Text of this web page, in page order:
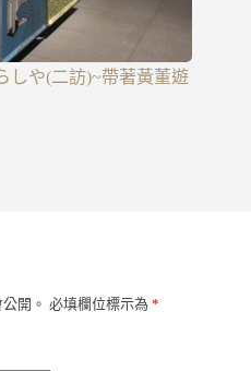
しや(二訪)~帶著黃董遊
開。 必填欄位標示為 *